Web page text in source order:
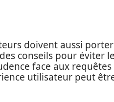
doivent aussi
conseils pour éviter
face aux
utilisateur peut